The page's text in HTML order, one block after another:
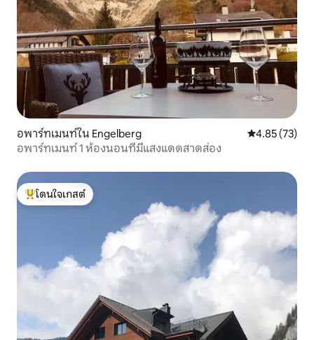
อพาร์ทเมนท์ใน Engelberg คะแนนเฉลี่ย
4.85 (73)
อพาร์ทเมนท์ 1 ห้องนอนที่มีแสงแดดสาดส่อง
โดนใจเกสต์ที่สุด
โดนใจเกสต์